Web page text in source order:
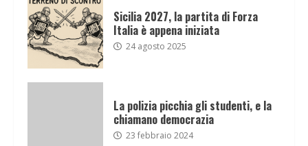
Sicilia 2027, la partita di Forza
Italia è appena iniziata
24 agosto 2025
La polizia picchia gli studenti, e la
chiamano democrazia
23 febbraio 2024